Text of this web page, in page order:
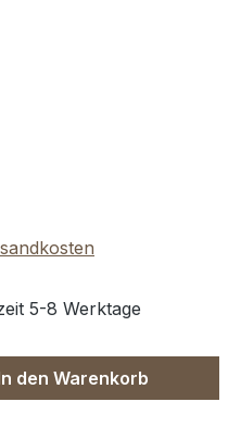
5-8 Werktage
den
den Warenkorb